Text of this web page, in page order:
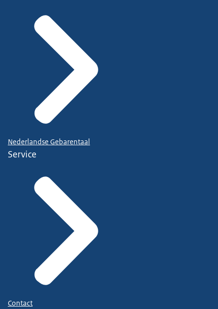
Nederlandse Gebarentaal
Service
Contact